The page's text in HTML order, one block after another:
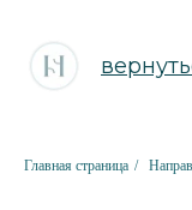
Главная страница /